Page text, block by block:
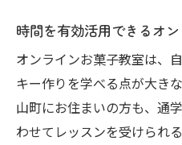
時間を有効活用できるオ
オンラインお菓子教室は、
キー作りを学べる点が大き
山町にお住まいの方も、通
わせてレッスンを受けられ